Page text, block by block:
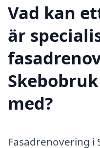
Vad kan
är
med?
Fasadrenovering i